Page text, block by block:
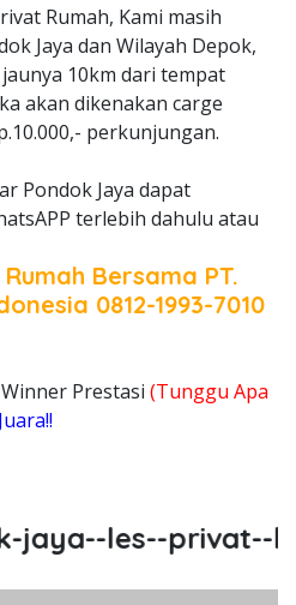
Rumah, Kami masih
Jaya dan Wilayah Depok,
10km dari tempat
akan dikenakan carge
perkunjungan.
Pondok Jaya dapat
terlebih dahulu atau
Bersama PT.
0812-1993-7010
Prestasi (Tunggu Apa
les--privat--